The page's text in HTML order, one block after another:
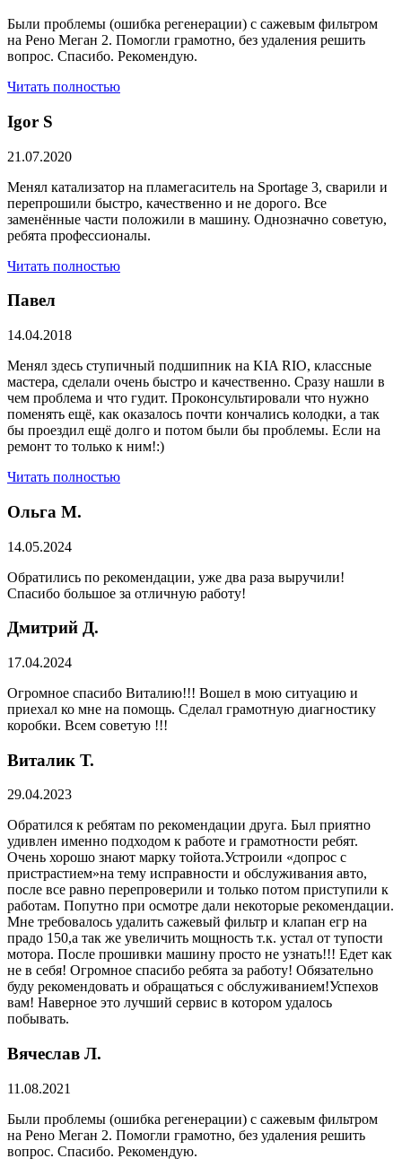
Были проблемы (ошибка регенерации) с сажевым фильтром
на Рено Меган 2. Помогли грамотно, без удаления решить
вопрос. Спасибо. Рекомендую.
Читать полностью
​Igor S
21.07.2020
Менял катализатор на пламегаситель на Sportage 3, сварили и
перепрошили быстро, качественно и не дорого. Все
заменённые части положили в машину. Однозначно советую,
ребята профессионалы.
Читать полностью
Павел
14.04.2018
Менял здесь ступичный подшипник на KIA RIO, классные
мастера, сделали очень быстро и качественно. Сразу нашли в
чем проблема и что гудит. Проконсультировали что нужно
поменять ещё, как оказалось почти кончались колодки, а так
бы проездил ещё долго и потом были бы проблемы. Если на
ремонт то только к ним!:)
Читать полностью
Ольга М.
14.05.2024
Обратились по рекомендации, уже два раза выручили!
Спасибо большое за отличную работу!
Дмитрий Д.
17.04.2024
Огромное спасибо Виталию!!! Вошел в мою ситуацию и
приехал ко мне на помощь. Сделал грамотную диагностику
коробки. Всем советую !!!
Виталик Т.
29.04.2023
Обратился к ребятам по рекомендации друга. Был приятно
удивлен именно подходом к работе и грамотности ребят.
Очень хорошо знают марку тойота.Устроили «допрос с
пристрастием»на тему исправности и обслуживания авто,
после все равно перепроверили и только потом приступили к
работам. Попутно при осмотре дали некоторые рекомендации.
Мне требовалось удалить сажевый фильтр и клапан егр на
прадо 150,а так же увеличить мощность т.к. устал от тупости
мотора. После прошивки машину просто не узнать!!! Едет как
не в себя! Огромное спасибо ребята за работу! Обязательно
буду рекомендовать и обращаться с обслуживанием!Успехов
вам! Наверное это лучший сервис в котором удалось
побывать.
Вячеслав Л.
11.08.2021
Были проблемы (ошибка регенерации) с сажевым фильтром
на Рено Меган 2. Помогли грамотно, без удаления решить
вопрос. Спасибо. Рекомендую.